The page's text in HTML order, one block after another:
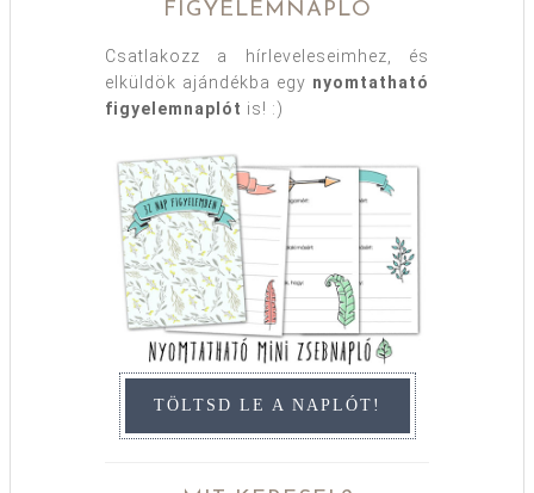
FIGYELEMNAPLÓ
Csatlakozz a hírleveleseimhez, és
elküldök ajándékba egy nyomtatható
figyelemnaplót is! :)
TÖLTSD LE A NAPLÓT!